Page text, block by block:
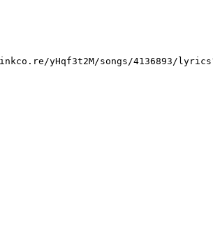
yHqf3t2M/songs/4136893/